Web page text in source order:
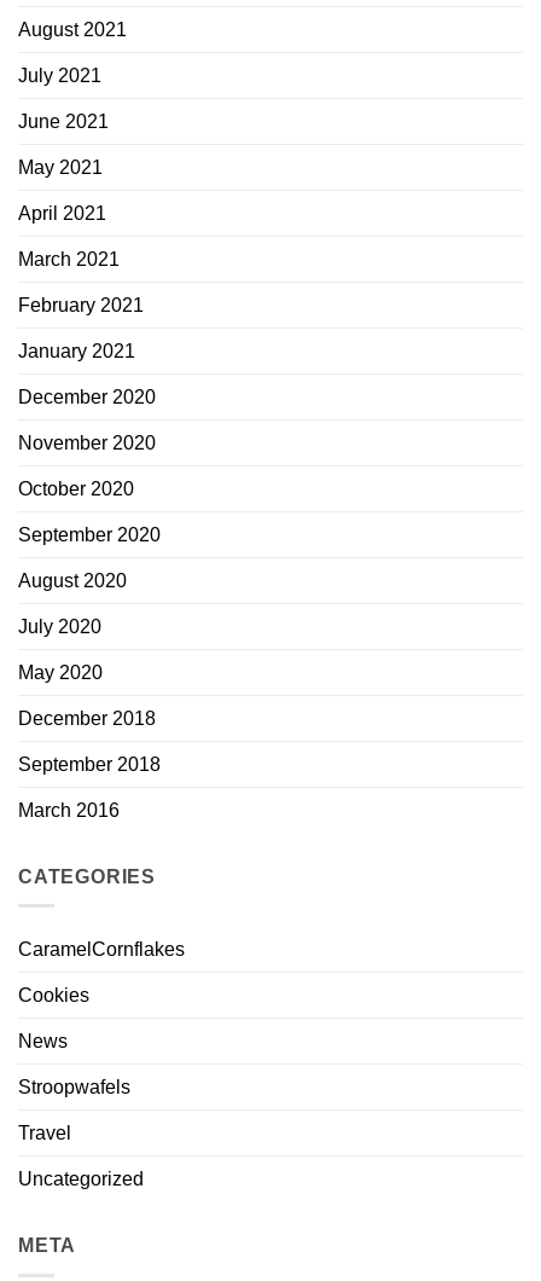
August 2021
July 2021
June 2021
May 2021
April 2021
March 2021
February 2021
January 2021
December 2020
November 2020
October 2020
September 2020
August 2020
July 2020
May 2020
December 2018
September 2018
March 2016
CATEGORIES
CaramelCornflakes
Cookies
News
Stroopwafels
Travel
Uncategorized
META